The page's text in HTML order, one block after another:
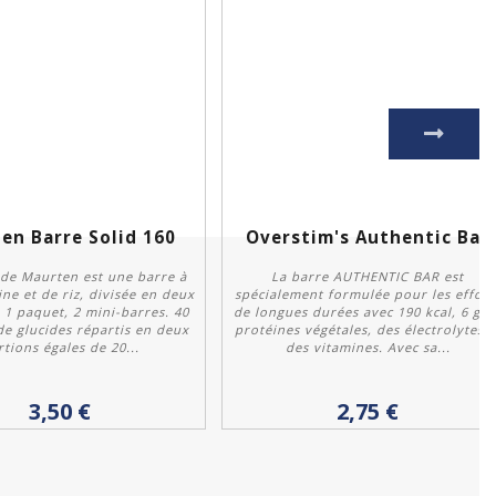
Acheter
Barre Solid 160
Maurten est une barre à
et de riz, divisée en deux
paquet, 2 mini-barres. 40
glucides répartis en deux
égales de 20...
3,50 €
Personnaliser
Overstim's Authentic Bar
La barre AUTHENTIC BAR est
spécialement formulée pour les
de longues durées avec 190 kcal, 6 g
protéines végétales, des électrolytes
des vitamines. Avec sa...
2,75 €